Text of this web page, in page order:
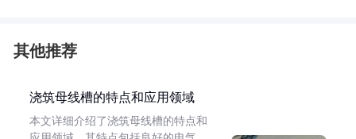
其他推荐
浇筑母线槽的特点和应用领域
本文详细介绍了浇筑母线槽的特点和